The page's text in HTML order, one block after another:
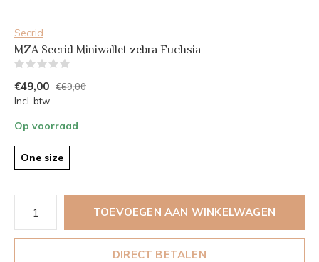
Secrid
MZA Secrid Miniwallet zebra Fuchsia
€49,00 €69,00
Incl. btw
Op voorraad
One size
TOEVOEGEN AAN WINKELWAGEN
DIRECT BETALEN